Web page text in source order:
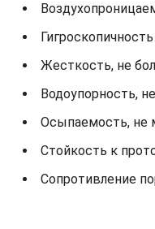
Жесткость, не
Водоупорность,
Осыпаемость, не
Стойкость к
Сопротивление